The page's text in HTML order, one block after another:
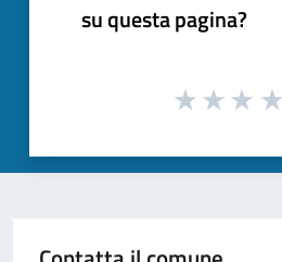
su questa pagina?